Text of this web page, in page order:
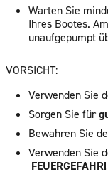
Warten Sie
Ihres Bootes.
unaufgepumpt
VORSICHT:
Verwenden Sie
Sorgen Sie für
Bewahren Sie
Verwenden Sie
FEUERGEFAHR!